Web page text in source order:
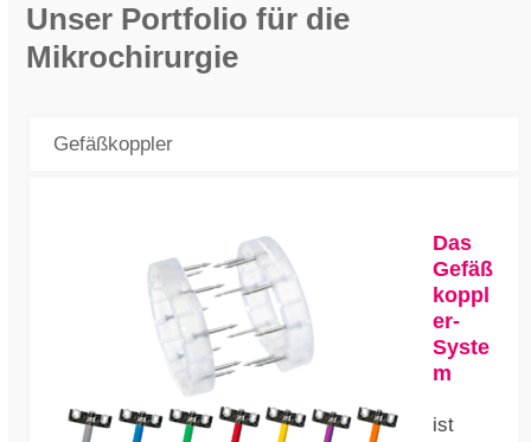
Unser Portfolio für die
Mikrochirurgie
Gefäßkoppler
Das
Gefäß
koppl
er-
Syste
m
ist